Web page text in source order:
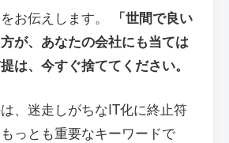
お伝えします。
「世間で良い
が、あなたの会社にも当ては
は、今すぐ捨ててください。
、迷走しがちなIT化に終止符
っとも重要なキーワードで